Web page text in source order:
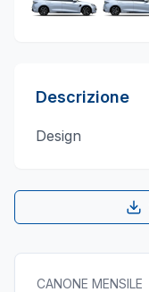
Descrizione
Design
CANONE MENSILE